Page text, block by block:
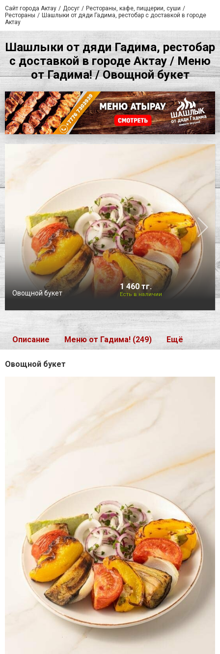
Сайт города Актау Досуг
Рестораны, кафе, пиццерии, суши
Рестораны
Шашлыки от дяди Гадима, рестобар с доставкой в городе
Актау
Шашлыки от дяди Гадима, рестобар
с доставкой в городе Актау / Меню
от Гадима! / Овощной букет
Овощной букет
1 460 тг.
Есть в наличии
Описание Меню от Гадима! (249) Ещё
Овощной букет